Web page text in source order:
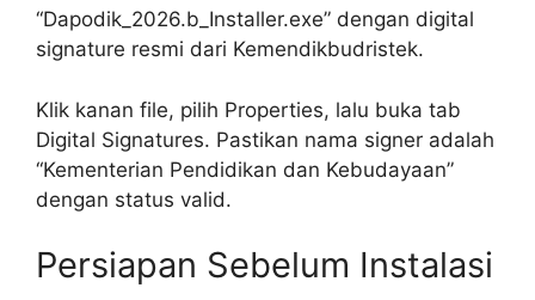
“Dapodik_2026.b_Installer.exe” dengan digital
signature resmi dari Kemendikbudristek.
Klik kanan file, pilih Properties, lalu buka tab
Digital Signatures. Pastikan nama signer adalah
“Kementerian Pendidikan dan Kebudayaan”
dengan status valid.
Persiapan Sebelum Instalasi